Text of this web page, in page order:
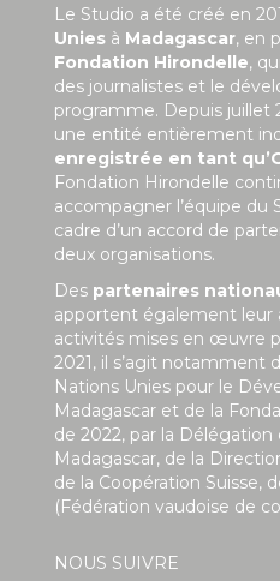
Le Studio a été créé en
Unies à Madagascar, en
Fondation Hirondelle,
des journalistes et le
programme. Depuis juillet
une entité entièrement
enregistrée en tant
Fondation Hirondelle
accompagner l’équipe du
cadre d’un accord de
deux organisations.
Des partenaires
apportent également leur
activités mises en œuvre
2021, il s’agit notamment
Nations Unies pour le
Madagascar et de la
de 2022, par la Délégation
Madagascar, de la
de la Coopération Suisse,
(Fédération vaudoise de
NOUS SUIVRE